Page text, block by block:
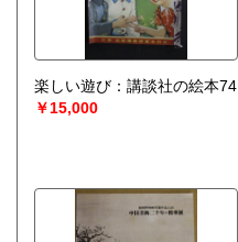
楽しい遊び：講談社の絵本74
￥15,000